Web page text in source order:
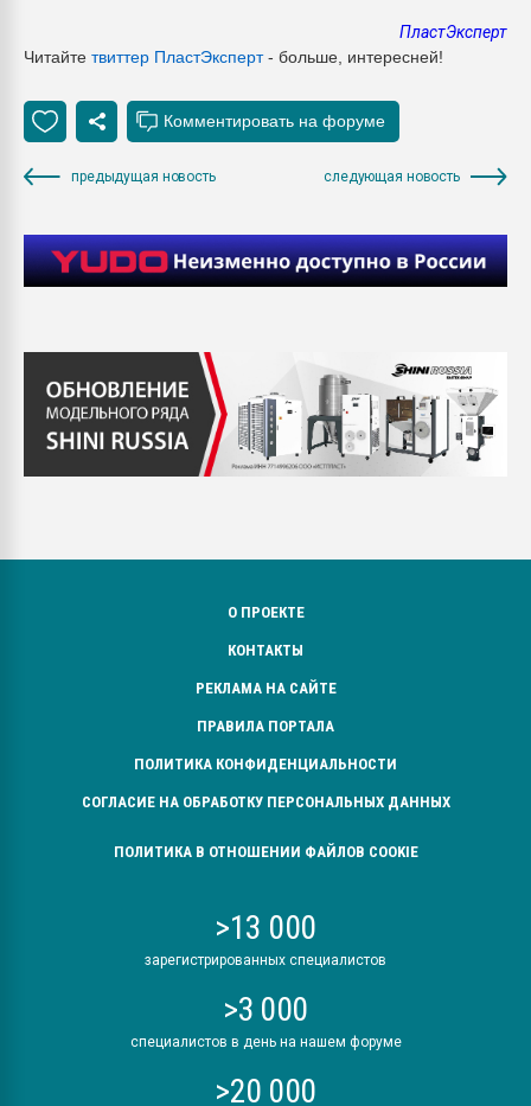
ПластЭксперт
Читайте твиттер ПластЭксперт- больше, интересней!
предыдущая новость следующая новость
О ПРОЕКТЕ
КОНТАКТЫ
РЕКЛАМА НА САЙТЕ
ПРАВИЛА ПОРТАЛА
ПОЛИТИКА КОНФИДЕНЦИАЛЬНОСТИ
СОГЛАСИЕ НА ОБРАБОТКУ ПЕРСОНАЛЬНЫХ ДАННЫХ
ПОЛИТИКА В ОТНОШЕНИИ ФАЙЛОВ COOKIE
>13 000
зарегистрированных специалистов
>3 000
специалистов в день на нашем форуме
>20 000